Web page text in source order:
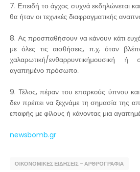
7. Επειδή το άγχος συχνά εκδηλώνεται
θα ήταν οι τεχνικές διαφραγματικής
8. Ας προσπαθήσουν να κάνουν κάτι
με όλες τις αισθήσεις, π.χ. όταν
χαλαρωτική/ενθαρρυντικήμουσική
αγαπημένο πρόσωπο.
9. Τέλος, πέραν του επαρκούς ύπνου
δεν πρέπει να ξεχνάμε τη σημασία της
επαφής με φίλους ή κάνοντας μια
newsbomb.gr
ΟΙΚΟΝΟΜΙΚΕΣ ΕΙΔΗΣΕΙΣ - ΑΡΘΡΟΓΡΑΦΙΑ